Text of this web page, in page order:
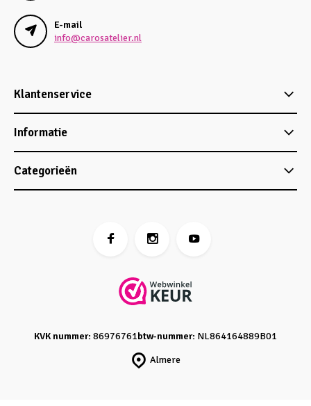
E-mail
info@carosatelier.nl
Klantenservice
Informatie
Categorieën
Almere
KVK nummer: 86976761btw-nummer: NL864164889B01